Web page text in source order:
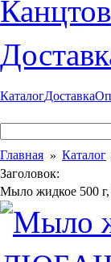
КаталогДоставка
Главная Каталог
Заголовок:
Мыло жидкое 500